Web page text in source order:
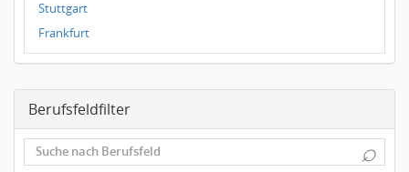
Stuttgart
Frankfurt
Dresden
Leipzig
Dortmund
Wuppertal
Berufsfeldfilter
⌕